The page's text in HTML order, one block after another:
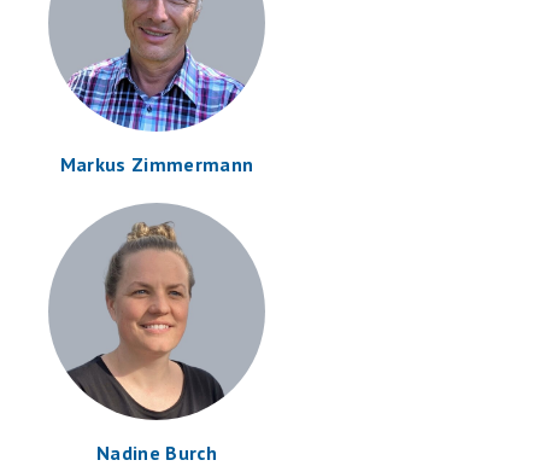
Markus Zimmermann
Nadine Burch